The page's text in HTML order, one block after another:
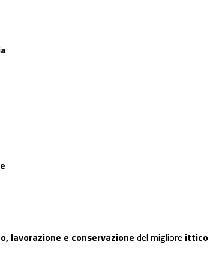
lavorazione e conservazione del migliore ittico